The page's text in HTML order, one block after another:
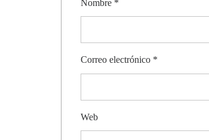
Nombre *
Correo electrónico *
Web